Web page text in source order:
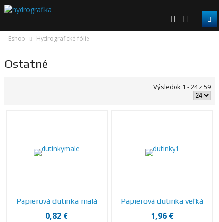
Eshop Hydrografické fólie
Ostatné
Výsledok 1 - 24 z 59
Papierová dutinka malá
0,82 €
Papierová dutinka veľká
1,96 €